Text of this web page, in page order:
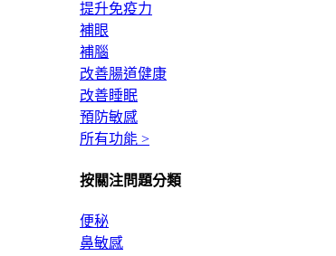
提升免疫力
補眼
補腦
改善腸道健康
改善睡眠
預防敏感
所有功能 >
按關注問題分類
便秘
鼻敏感